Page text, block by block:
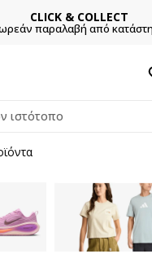
CLICK & COLLECT
παραλαβή από
ιστότοπο